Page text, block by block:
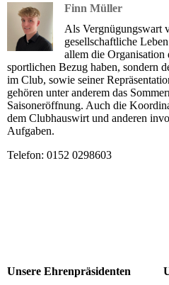
Finn Müller
Als Vergnügungswart
gesellschaftliche
allem die Organisation
sportlichen Bezug haben, sondern
im Club, sowie seiner
gehören unter anderem das
Saisoneröffnung. Auch die
dem Clubhauswirt und anderen
Aufgaben.
Telefon: 0152 0298603
Unsere Ehrenpräsidenten